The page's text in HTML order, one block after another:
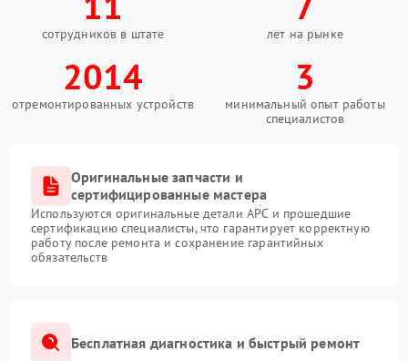
сотрудников в штате лет на рынке
2014
отремонтированных устройств
3
минимальный опыт работы
специалистов
Оригинальные запчасти и
сертифицированные мастера
Используются оригинальные детали APC и прошедшие
сертификацию специалисты, что гарантирует корректную
работу после ремонта и сохранение гарантийных
обязательств
Бесплатная диагностика и быстрый ремонт